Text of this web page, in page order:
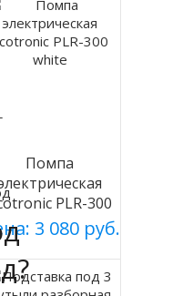
Помпа
PLR-300
white
3 080 руб.